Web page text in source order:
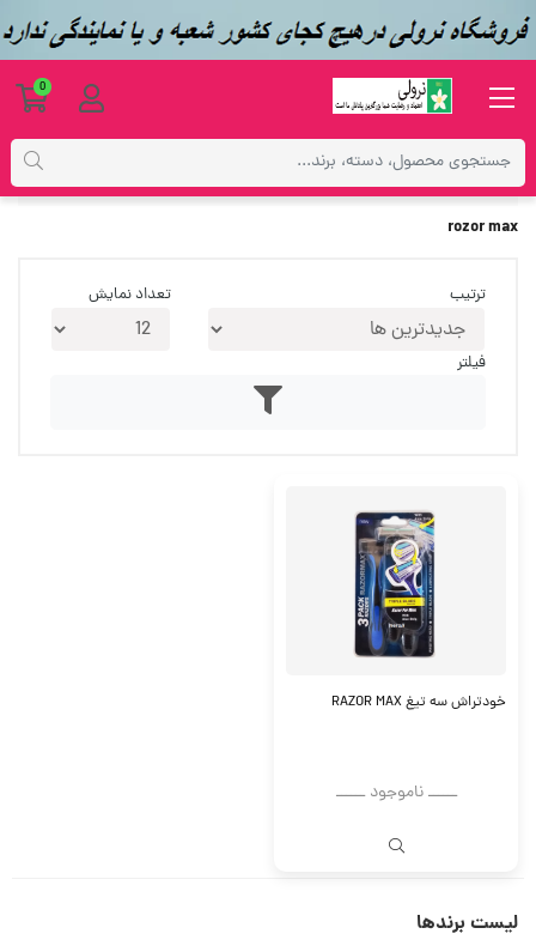
rozor max
ترتیب تعداد نمایش
فیلتر
خودتراش سه تیغ RAZOR MAX
ــــــ ناموجود ــــــ
لیست برندها
0